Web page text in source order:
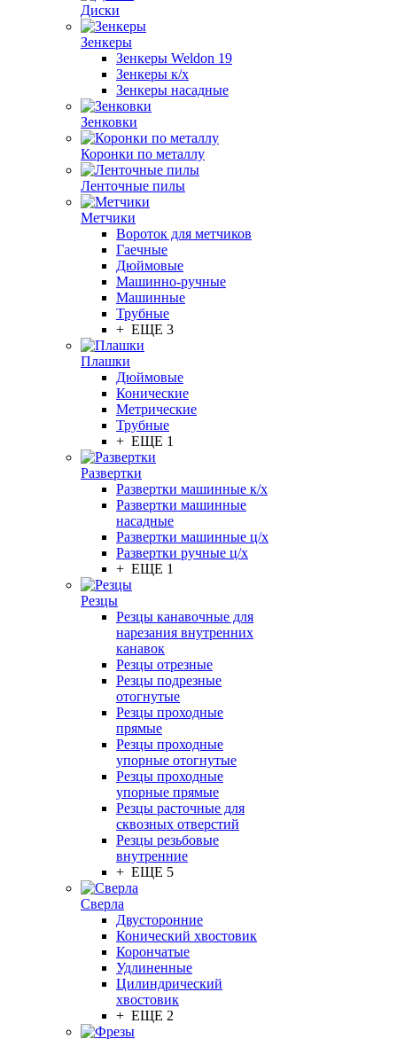
Диски
Зенкеры
Зенкеры Weldon 19
Зенкеры к/х
Зенкеры насадные
Зенковки
Коронки по металлу
Ленточные пилы
Метчики
Вороток для метчиков
Гаечные
Дюймовые
Машинно-ручные
Машинные
Трубные
+ ЕЩЕ 3
Плашки
Дюймовые
Конические
Метрические
Трубные
+ ЕЩЕ 1
Развертки
Развертки машинные к/х
Развертки машинные
насадные
Развертки машинные ц/х
Развертки ручные ц/х
+ ЕЩЕ 1
Резцы
Резцы канавочные для
нарезания внутренних
канавок
Резцы отрезные
Резцы подрезные
отогнутые
Резцы проходные
прямые
Резцы проходные
упорные отогнутые
Резцы проходные
упорные прямые
Резцы расточные для
сквозных отверстий
Резцы резьбовые
внутренние
+ ЕЩЕ 5
Сверла
Двусторонние
Конический хвостовик
Корончатые
Удлиненные
Цилиндрический
хвостовик
+ ЕЩЕ 2